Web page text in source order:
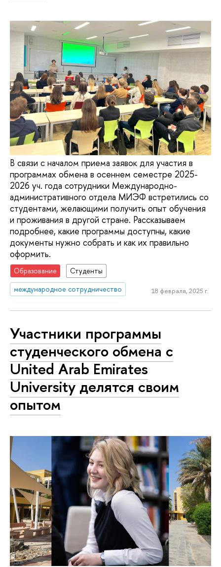
В связи с началом приема заявок для участия в
программах обмена в осеннем семестре 2025-
2026 уч. года сотрудники Международно-
административного отдела МИЭФ встретились со
студентами, желающими получить опыт обучения
и проживания в другой стране. Рассказываем
подробнее, какие программы доступны, какие
документы нужно собрать и как их правильно
оформить.
Образование
Студенты
международное сотрудничество
18 февраля, 2025 г.
Участники программы
студенческого обмена с
United Arab Emirates
University делятся своим
опытом